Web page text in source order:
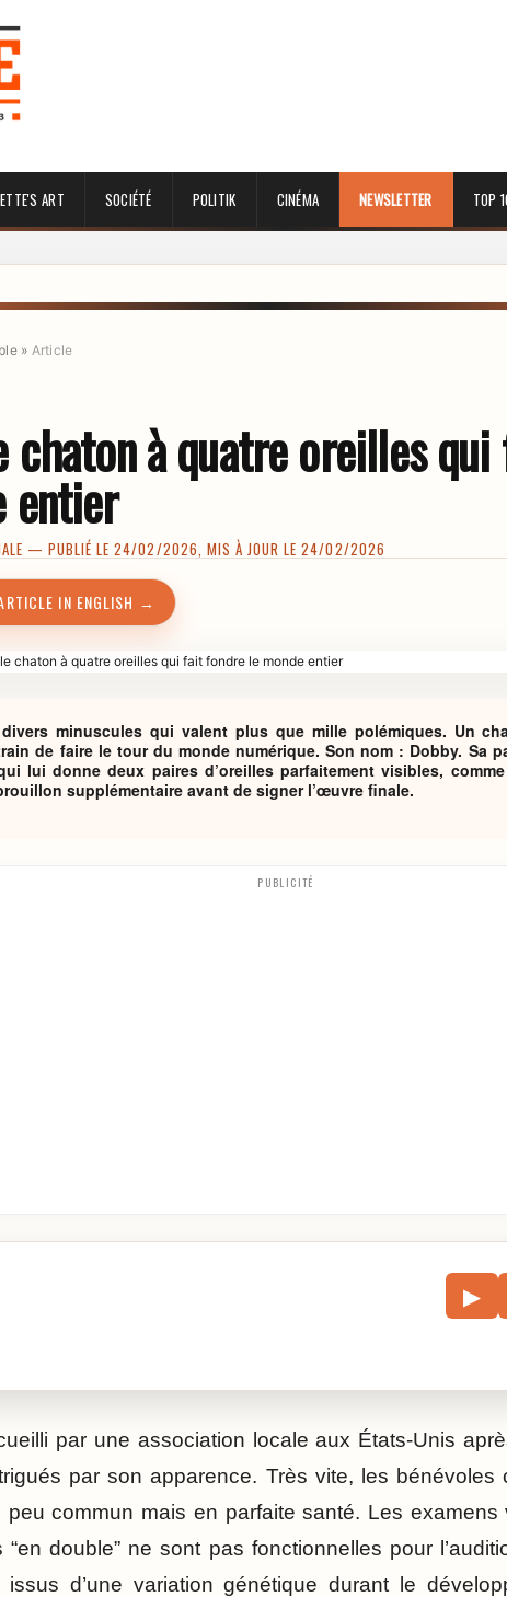
ART SOCIÉTÉ POLITIK CINÉMA NEWSLETTER TOP
» Article
chaton à quatre oreilles
entier
— PUBLIÉ LE 24/02/2026, MIS À JOUR LE 24/02/2026
IN ENGLISH →
minuscules qui valent plus que mille polémiques. Un
de faire le tour du monde numérique. Son nom : Dobby. Sa
lui donne deux paires d’oreilles parfaitement visibles,
supplémentaire avant de signer l’œuvre finale.
PUBLICITÉ
▶
par une association locale aux États-Unis
par son apparence. Très vite, les bénévoles
commun mais en parfaite santé. Les examens
double” ne sont pas fonctionnelles pour
d’une variation génétique durant le